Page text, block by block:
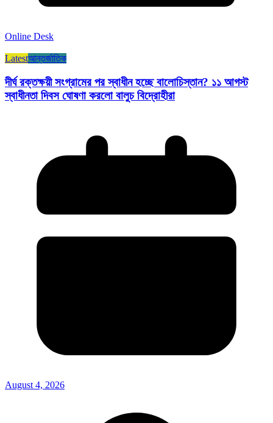
Online Desk
Latestআন্তর্জাতিক
দীর্ঘ রক্তক্ষয়ী সংগ্রামের পর স্বাধীন হচ্ছে বালোচিস্তান? ১১ আগস্ট
স্বাধীনতা দিবস ঘোষণা করলো বালুচ বিদ্রোহীরা
August 4, 2026